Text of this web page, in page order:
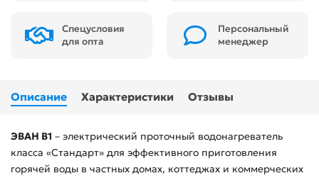
Спецусловия
для опта
Персональный
менеджер
Описание Характеристики Отзывы
ЭВАН В1 – электрический проточный водонагреватель
класса «Стандарт» для эффективного приготовления
горячей воды в частных домах, коттеджах и коммерческих